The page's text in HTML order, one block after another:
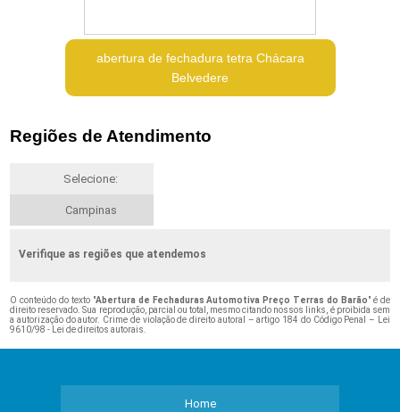
abertura de fechadura tetra Chácara
Belvedere
Regiões de Atendimento
Selecione:
Campinas
Verifique as regiões que atendemos
O conteúdo do texto "Abertura de Fechaduras Automotiva Preço Terras do Barão" é de
direito reservado. Sua reprodução, parcial ou total, mesmo citando nossos links, é proibida sem
a autorização do autor. Crime de violação de direito autoral – artigo 184 do Código Penal –
Lei
9610/98 - Lei de direitos autorais
Home